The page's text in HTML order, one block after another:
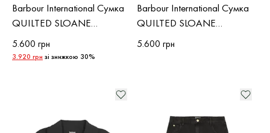
Barbour International Сумка
QUILTED SLOANE
CROSSBODY
5.600 грн
3.920 грн зі знижкою 30%
Barbour International Сумка
QUILTED SLOANE
CROSSBODY
5.600 грн